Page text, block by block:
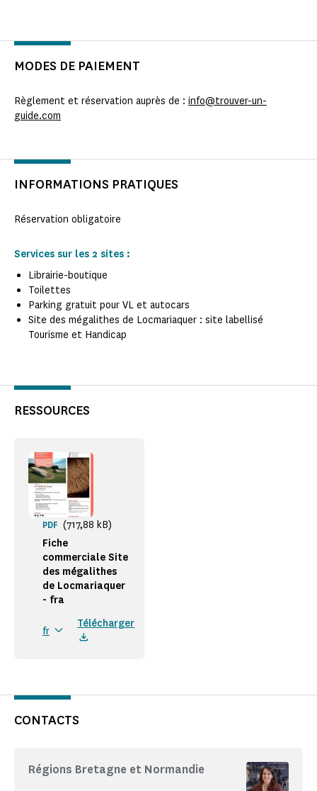
MODES DE PAIEMENT
Règlement et réservation auprès de : info@trouver-un-
guide.com
INFORMATIONS PRATIQUES
Réservation obligatoire
Services sur les 2 sites :
Librairie-boutique
Toilettes
Parking gratuit pour VL et autocars
Site des mégalithes de Locmariaquer : site labellisé
Tourisme et Handicap
RESSOURCES
Fiche
commerciale Site
des mégalithes
de Locmariaquer
- fra
PDF (717,88 kB)
fr
Télécharger
CONTACTS
Régions Bretagne et Normandie